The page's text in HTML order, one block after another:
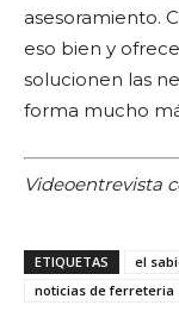
asesoramiento.
eso bien y
solucionen las
forma mucho
Videoentrevista
ETIQUETAS el
noticias de ferreteria